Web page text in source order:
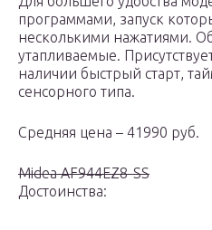
программами, запуск
несколькими нажатиями.
утапливаемые.
наличии быстрый старт,
сенсорного типа.
Средняя цена – 41990 руб.
Midea AF944EZ8-SS
Достоинства: